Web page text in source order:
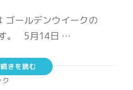
ゴールデンウイークの
。 5月14日 …
続きを読む